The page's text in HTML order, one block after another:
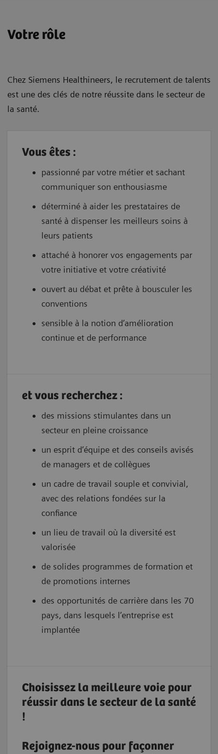
Votre rôle
Chez Siemens Healthineers, le recrutement de talents
est une des clés de notre réussite dans le secteur de
la santé.
Vous êtes :
passionné par votre métier et sachant
communiquer son enthousiasme
déterminé à aider les prestataires de
santé à dispenser les meilleurs soins à
leurs patients
attaché à honorer vos engagements par
votre initiative et votre créativité
ouvert au débat et prête à bousculer les
conventions
sensible à la notion d’amélioration
continue et de performance
et vous recherchez :
des missions stimulantes dans un
secteur en pleine croissance
un esprit d’équipe et des conseils avisés
de managers et de collègues
un cadre de travail souple et convivial,
avec des relations fondées sur la
confiance
un lieu de travail où la diversité est
valorisée
de solides programmes de formation et
de promotions internes
des opportunités de carrière dans les 70
pays, dans lesquels l’entreprise est
implantée
Choisissez la meilleure voie pour
réussir dans le secteur de la santé
!
Rejoignez-nous pour façonner